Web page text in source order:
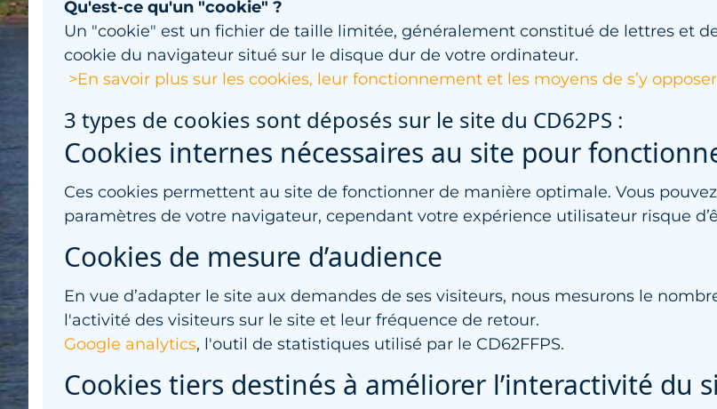
Qu'est-ce qu'un "cookie" ?
Un "cookie" est un fichier de taille limitée, généralement constitué de lettres et
cookie du navigateur situé sur le disque dur de votre ordinateur.
>En savoir plus sur les cookies, leur fonctionnement et les moyens de s’y opposer
3 types de cookies sont déposés sur le site du CD62PS :
Cookies internes nécessaires au site pour
Ces cookies permettent au site de fonctionner de manière optimale. Vous
paramètres de votre navigateur, cependant votre expérience utilisateur risque
Cookies de mesure d’audience
En vue d’adapter le site aux demandes de ses visiteurs, nous mesurons le
l'activité des visiteurs sur le site et leur fréquence de retour.
Google analytics, l'outil de statistiques utilisé par le CD62FFPS.
Cookies tiers destinés à améliorer l’interactivité du